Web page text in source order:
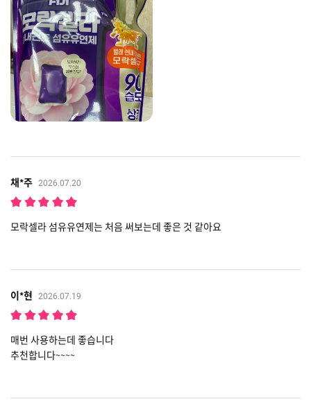
채*주 2026.07.20
모락셀라 섬유유연제는 처음 써보는데 좋은 것 같아요
이*현 2026.07.19
매번 사용하는데 좋습니다
추천합니다~~~~